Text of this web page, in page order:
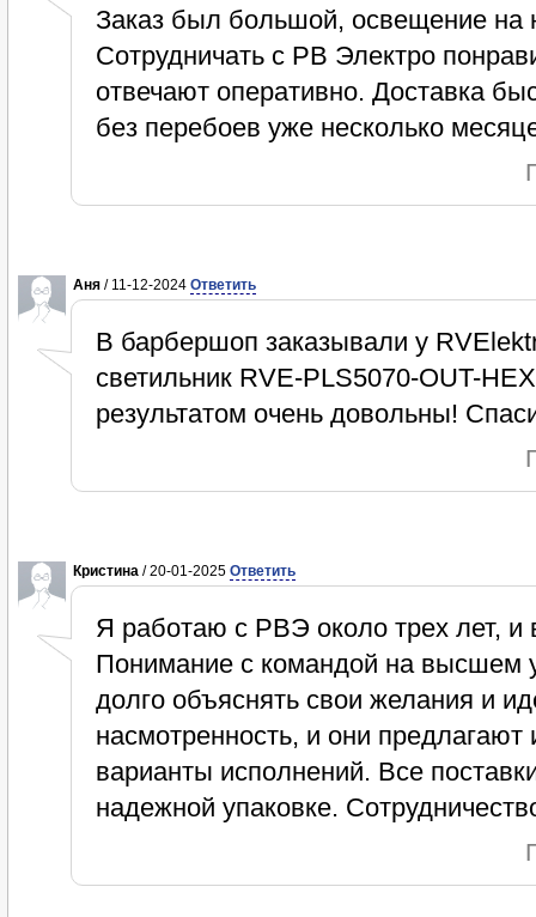
Заказ был большой, освещение на
Сотрудничать с РВ Электро
отвечают оперативно. Доставка
без перебоев уже несколько
Аня / 11-12-2024 Ответить
В барбершоп заказывали у
светильник RVE-PLS5070-OUT-
результатом очень довольны!
Кристина / 20-01-2025 Ответить
Я работаю с РВЭ около трех лет, и
Понимание с командой на высшем
долго объяснять свои желания и
насмотренность, и они
варианты исполнений. Все
надежной упаковке.